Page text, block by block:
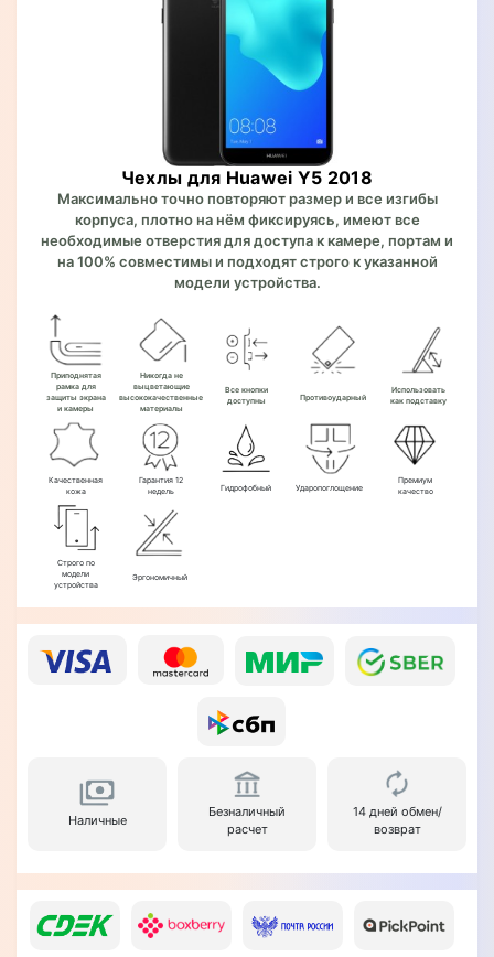
Чехлы для Huawei Y5 2018
Максимально точно повторяют размер и все изгибы
корпуса, плотно на нём фиксируясь, имеют все
необходимые отверстия для доступа к камере, портам и
на 100% совместимы и подходят строго к указанной
модели устройства.
Приподнятая
рамка для
защиты экрана
и камеры
Никогда не
выцветающие
высококачественные
материалы
Все кнопки
доступны
Противоударный
Использовать
как подставку
Качественная
кожа
Гарантия 12
недель
Гидрофобный Ударопоглощение
Премиум
качество
Строго по
модели
устройства
Эргономичный
Наличные
Безналичный
расчет
14 дней обмен/
возврат